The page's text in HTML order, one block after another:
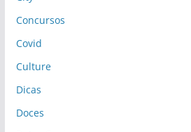
Concursos
Covid
Culture
Dicas
Doces